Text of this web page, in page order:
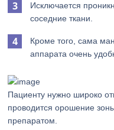
Исключается
соседние ткани.
Кроме того, сама
аппарата очень
Пациенту нужно широко
проводится орошение
препаратом.